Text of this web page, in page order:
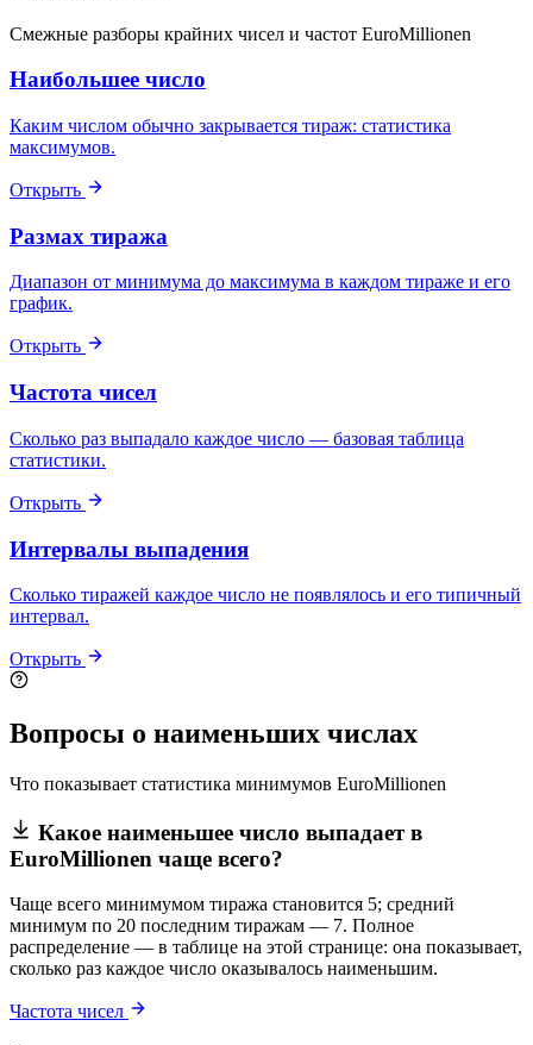
Смежные разборы крайних чисел и частот EuroMillionen
Наибольшее число
Каким числом обычно закрывается тираж: статистика
максимумов.
Открыть
Размах тиража
Диапазон от минимума до максимума в каждом тираже и его
график.
Открыть
Частота чисел
Сколько раз выпадало каждое число — базовая таблица
статистики.
Открыть
Интервалы выпадения
Сколько тиражей каждое число не появлялось и его типичный
интервал.
Открыть
Вопросы о наименьших числах
Что показывает статистика минимумов EuroMillionen
Какое наименьшее число выпадает в
EuroMillionen чаще всего?
Чаще всего минимумом тиража становится 5; средний
минимум по 20 последним тиражам — 7. Полное
распределение — в таблице на этой странице: она показывает,
сколько раз каждое число оказывалось наименьшим.
Частота чисел